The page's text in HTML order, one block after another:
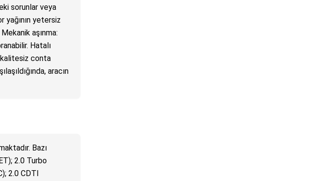
sorunlar veya
yağının yetersiz
aşınma:
Hatalı
kalitesiz conta
aracın
Bazı
2.0 Turbo
2.0 CDTI